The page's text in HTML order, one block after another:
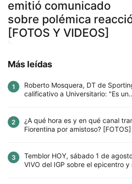
emitió comunicado
sobre polémica
[FOTOS Y VIDEOS]
Más leídas
1
Roberto Mosquera, DT de
calificativo a Universitario: "Es
2
¿A qué hora es y en qué canal
Fiorentina por amistoso? [FOTOS]
3
Temblor HOY, sábado 1 de
VIVO del IGP sobre el epicentro y